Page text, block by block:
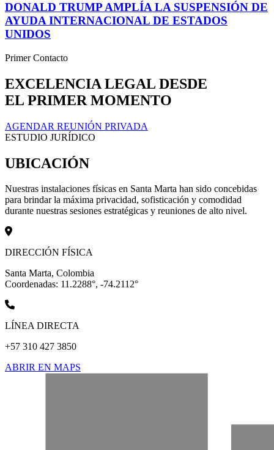
DONALD TRUMP AMPLÍA LA SUSPENSIÓN DE
AYUDA INTERNACIONAL DE ESTADOS
UNIDOS
Primer Contacto
EXCELENCIA LEGAL DESDE
EL PRIMER MOMENTO
AGENDAR REUNIÓN PRIVADA
ESTUDIO JURÍDICO
UBICACIÓN
Nuestras instalaciones físicas en Santa Marta han sido concebidas
para brindar la máxima privacidad, sofisticación y comodidad
durante nuestras sesiones estratégicas y reuniones de alto nivel.
DIRECCIÓN FÍSICA
Santa Marta, Colombia
Coordenadas: 11.2288°, -74.2112°
LÍNEA DIRECTA
+57 310 427 3850
ABRIR EN MAPS